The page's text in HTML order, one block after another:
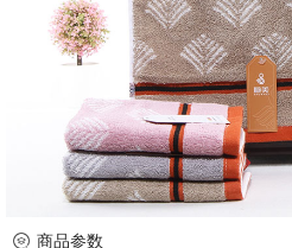
商品参数